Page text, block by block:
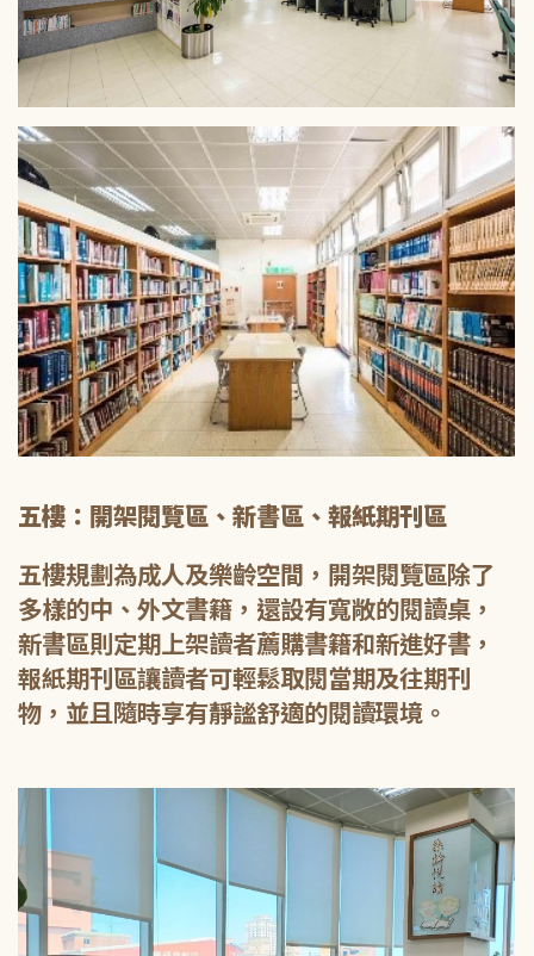
五樓：開架閱覽區、新書區、報紙期刊區
五樓規劃為成人及樂齡空間，開架閱覽區除了
多樣的中、外文書籍，還設有寬敞的閱讀桌，
新書區則定期上架讀者薦購書籍和新進好書，
報紙期刊區讓讀者可輕鬆取閱當期及往期刊
物，並且隨時享有靜謐舒適的閱讀環境。